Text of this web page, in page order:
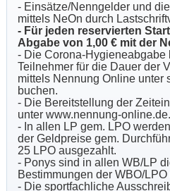
- Einsätze/Nenngelder und
mittels NeOn durch
- Für jeden reservierten
Abgabe von 1,00 € mit der
- Die Corona-Hygieneabgabe
Teilnehmer für die Dauer der
mittels Nennung Online unter
buchen.
- Die Bereitstellung der
unter www.nennung-online.de.
- In allen LP gem. LPO
der Geldpreise gem.
25 LPO ausgezahlt.
- Ponys sind in allen WB/LP
Bestimmungen der WBO/
- Die sportfachliche